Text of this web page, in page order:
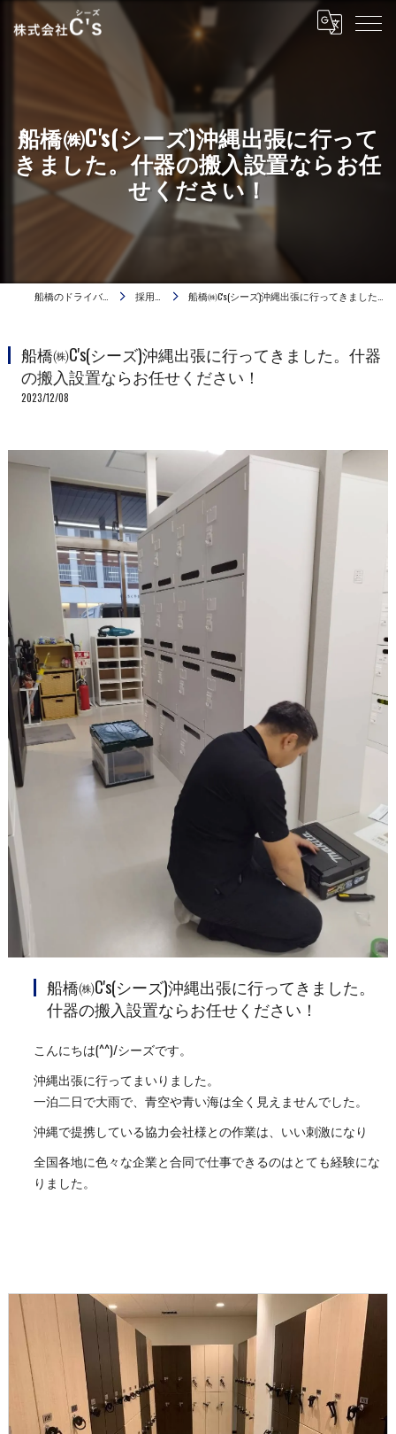
船橋㈱C's(シーズ)沖縄出張に行って
きました。什器の搬入設置ならお任
せください！
船橋のドライバーは株式会社C's 採用ブログ 船橋㈱C's(シーズ)沖縄出張に行ってきました。什器の搬入設置ならお任せください！
船橋㈱C's(シーズ)沖縄出張に行ってきました。什器
の搬入設置ならお任せください！
2023/12/08
船橋㈱C's(シーズ)沖縄出張に行ってきました。
什器の搬入設置ならお任せください！
こんにちは(^^)/シーズです。
沖縄出張に行ってまいりました。
一泊二日で大雨で、青空や青い海は全く見えませんでした。
沖縄で提携している協力会社様との作業は、いい刺激になり
全国各地に色々な企業と合同で仕事できるのはとても経験にな
りました。